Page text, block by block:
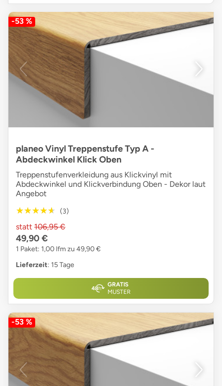
-53 %
planeo Vinyl Treppenstufe Typ A -
Abdeckwinkel Klick Oben
Treppenstufenverkleidung aus Klickvinyl mit
Abdeckwinkel und Klickverbindung Oben - Dekor laut
Angebot
★★★★★
★★★★★ (3)
statt 106,95 €
49,90 €
1 Paket: 1,00 lfm zu 49,90 €
Lieferzeit: 15 Tage
GRATIS
MUSTER
-53 %